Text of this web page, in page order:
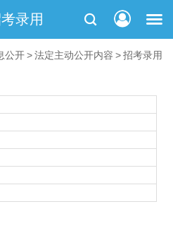
录用
公开>法定主动公开内容 >招考录用